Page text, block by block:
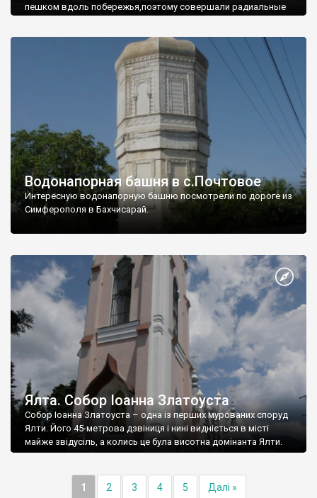
пешком вдоль побережья,поэтому совершали радиальные
Водонапорная башня в с.Почтовое
Интересную водонапорную башню посмотрели по дороге из
Симферополя в Бахчисарай.
Ялта. Собор Іоанна Златоуста
Собор Іоанна Златоуста – одна із перших мурованих споруд
Ялти. Його 45-метрова дзвіниця і нині видніється в місті
майже звідусіль, а колись це була висотна домінанта Ялти.
1 2 3 4 5 Далі »